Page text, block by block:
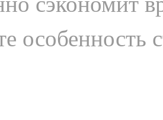
особенность